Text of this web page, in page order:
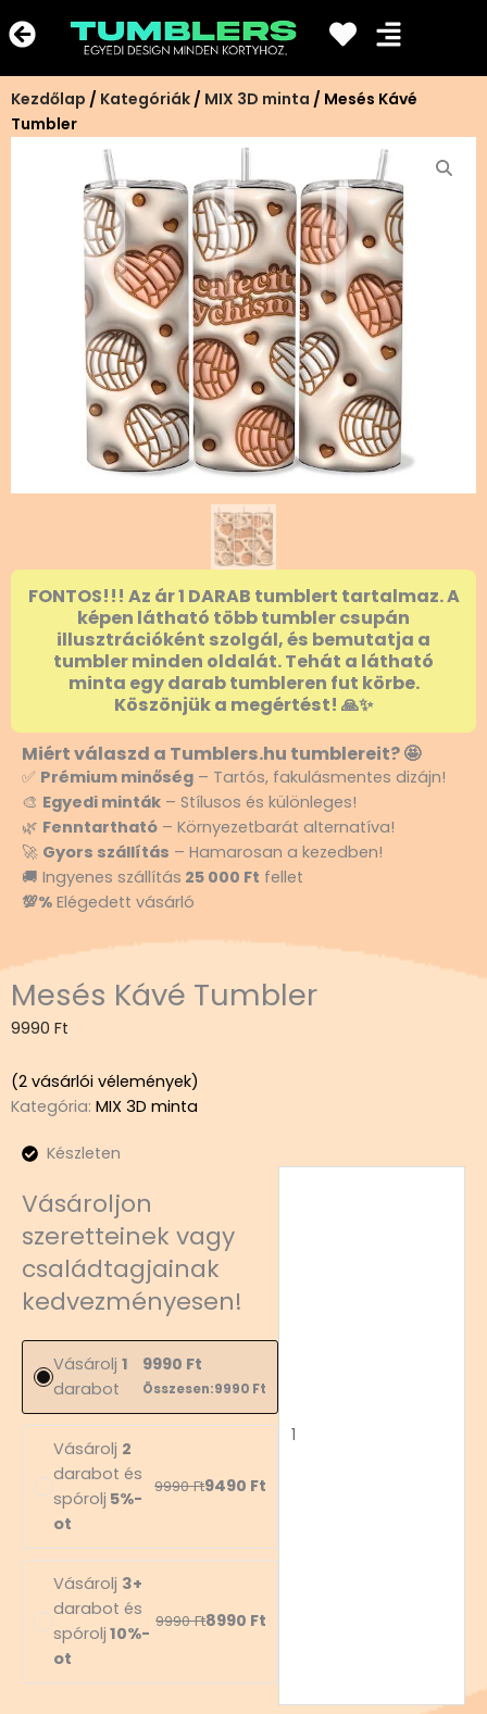
a
tartalomra
Kezdőlap / Kategóriák / MIX 3D minta / Mesés Kávé
Tumbler
FONTOS!!! Az ár 1 DARAB tumblert tartalmaz. A
képen látható több tumbler csupán
illusztrációként szolgál, és bemutatja a
tumbler minden oldalát. Tehát a látható
minta egy darab tumbleren fut körbe.
Köszönjük a megértést! 🙏✨
Miért válaszd a Tumblers.hu tumblereit? 🤩
✅ Prémium minőség – Tartós, fakulásmentes dizájn!
🎨 Egyedi minták – Stílusos és különleges!
🌿 Fenntartható – Környezetbarát alternatíva!
🚀 Gyors szállítás – Hamarosan a kezedben!
🚚 Ingyenes szállítás 25 000 Ft fellet
💯% Elégedett vásárló
Mesés Kávé Tumbler
9990 Ft
(2 vásárlói vélemények)
Kategória: MIX 3D minta
Készleten
Vásároljon
szeretteinek vagy
családtagjainak
kedvezményesen!
Vásárolj 1
darabot
9990 Ft
Összesen:9990 Ft
Vásárolj 2
darabot és
spórolj 5%-
ot
9990Ft9490 Ft
Vásárolj 3+
darabot és
spórolj 10%-
ot
9990Ft8990 Ft